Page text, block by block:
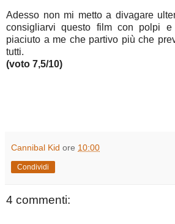
Adesso non mi metto a divagare
consigliarvi questo film con polpi
piaciuto a me che partivo più che
tutti.
(voto 7,5/10)
Cannibal Kid ore 10:00
Condividi
4 commenti: